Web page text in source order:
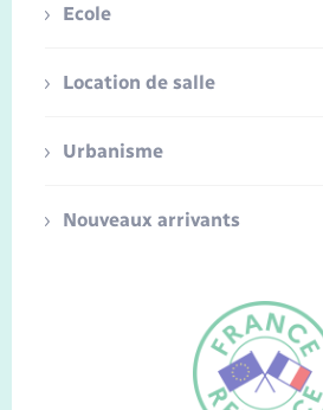
Ecole
Location de salle
Urbanisme
Nouveaux arrivants